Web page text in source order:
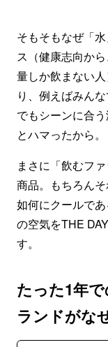
そもそもなぜ「
ス（健康志向か
量しか飲まない
り、例えばみん
でもシーンに合
とハマったから。
まさに「飲むフ
商品。もちろん
如何にクールで
の空気をTHE
す。
たった1年
ランドがな